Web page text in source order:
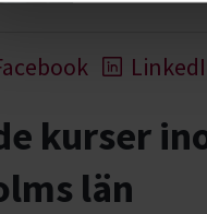
kurser
län